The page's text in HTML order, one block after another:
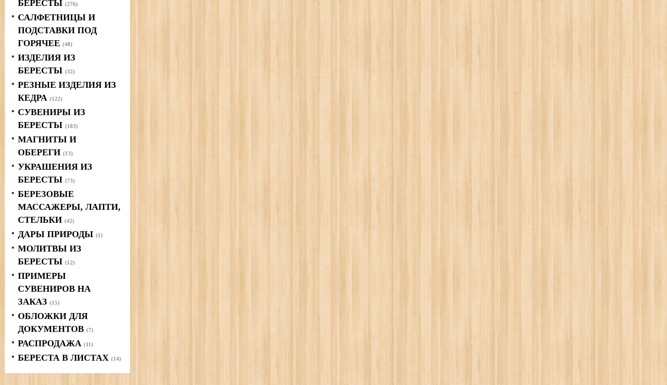
БЕРЕСТЫ (276)
САЛФЕТНИЦЫ И
ПОДСТАВКИ ПОД
ГОРЯЧЕЕ (48)
ИЗДЕЛИЯ ИЗ
БЕРЕСТЫ (32)
РЕЗНЫЕ ИЗДЕЛИЯ ИЗ
КЕДРА (122)
СУВЕНИРЫ ИЗ
БЕРЕСТЫ (183)
МАГНИТЫ И
ОБЕРЕГИ (13)
УКРАШЕНИЯ ИЗ
БЕРЕСТЫ (73)
БЕРЕЗОВЫЕ
МАССАЖЕРЫ, ЛАПТИ,
СТЕЛЬКИ (42)
ДАРЫ ПРИРОДЫ (1)
МОЛИТВЫ ИЗ
БЕРЕСТЫ (12)
ПРИМЕРЫ
СУВЕНИРОВ НА
ЗАКАЗ (15)
ОБЛОЖКИ ДЛЯ
ДОКУМЕНТОВ (7)
РАСПРОДАЖА (11)
БЕРЕСТА В ЛИСТАХ (14)